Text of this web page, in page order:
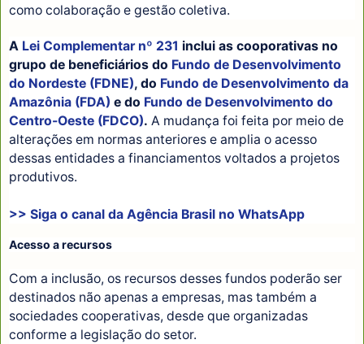
como colaboração e gestão coletiva.
A Lei Complementar nº 231 inclui as cooporativas no
grupo de beneficiários do Fundo de Desenvolvimento
do Nordeste (FDNE), do Fundo de Desenvolvimento da
Amazônia (FDA) e do Fundo de Desenvolvimento do
Centro-Oeste (FDCO). A mudança foi feita por meio de
alterações em normas anteriores e amplia o acesso
dessas entidades a financiamentos voltados a projetos
produtivos.
>> Siga o canal da Agência Brasil no WhatsApp
Acesso a recursos
Com a inclusão, os recursos desses fundos poderão ser
destinados não apenas a empresas, mas também a
sociedades cooperativas, desde que organizadas
conforme a legislação do setor.